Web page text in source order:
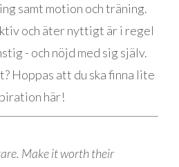
samt motion och träning.
och äter nyttigt är i regel
- och nöjd med sig själv.
Hoppas att du ska finna lite
här!
Make it worth their